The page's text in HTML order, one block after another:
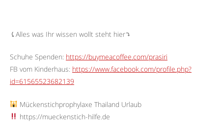
⤹Alles was Ihr wissen wollt steht hier⤵︎
Schuhe Spenden: https://buymeacoffee.com/prasiri
FB vom Kinderhaus: https://www.facebook.com/profile.php?
id=61565523682139
Mückenstichprophylaxe Thailand Urlaub
https://mueckenstich-hilfe.de